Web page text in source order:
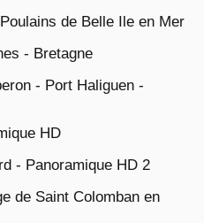
de Belle Ile en Mer
- Bretagne
- Port Haliguen -
HD
- Panoramique HD 2
de Saint Colomban en